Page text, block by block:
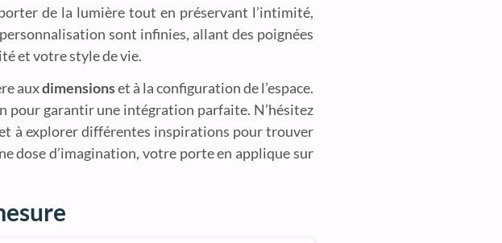
de la lumière tout en préservant l’intimité,
sont infinies, allant des poignées
et votre style de vie.
auxdimensionset à la configuration de l’espace.
pour garantir une intégration parfaite. N’hésitez
à explorer différentes inspirations pour trouver
dose d’imagination, votre porte en applique sur